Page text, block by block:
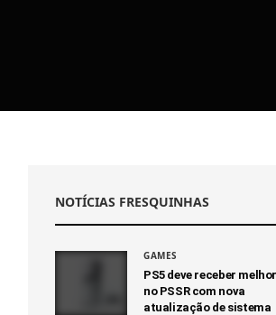
NOTÍCIAS FRESQUINHAS
GAMES
PS5 deve receber
no PSSR com nova
atualização de sistema